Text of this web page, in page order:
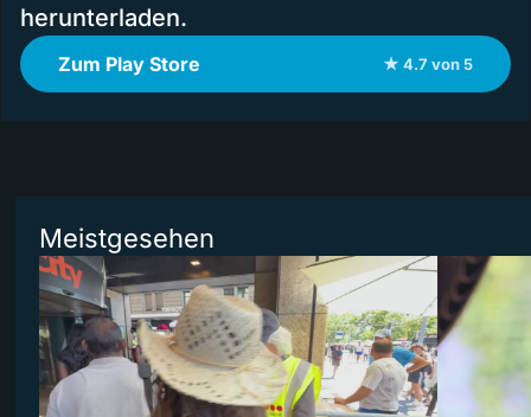
herunterladen.
Zum Play Store ★ 4.7 von 5
Meistgesehen